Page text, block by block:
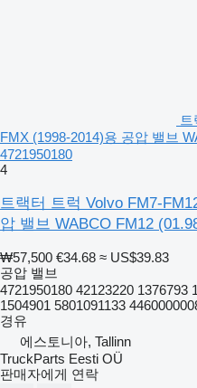
FMX (1998-2014)용 공압 밸브
4721950180
4
트랙터 트럭 Volvo FM7-
압 밸브 WABCO FM12
₩57,500 €34.68 ≈ US$39.83
공압 밸브
4721950180 42123220 1376793
1504901 5801091133
경유
에스토니아, Tallinn
TruckParts Eesti OÜ
판매자에게 연락